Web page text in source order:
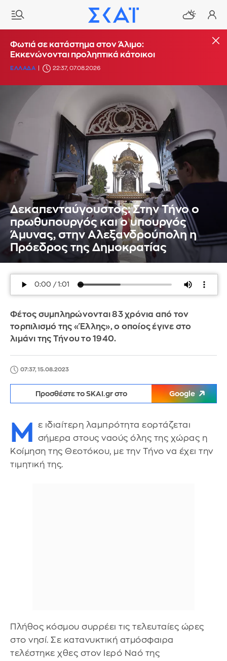
Φωτιά σε κατάστημα στον Άλιμο:
Εκκενώνονται προληπτικά κάτοικοι
ΕΛΛΑΔΑ 22:37, 07.08.2026
Δεκαπενταύγουστος: Στην Τήνο ο
πρωθυπουργός και ο υπουργός
Άμυνας, στην Αλεξανδρούπολη η
Πρόεδρος της Δημοκρατίας
Φέτος συμπληρώνονται 83 χρόνια από τον
τορπιλισμό της «Έλλης», ο οποίος έγινε στο
λιμάνι της Τήνου το 1940.
07:37, 15.08.2023
Προσθέστε το SKAI.gr στο Google
Μ
ε ιδιαίτερη λαμπρότητα εορτάζεται
σήμερα στους ναούς όλης της χώρας η
Κοίμηση της Θεοτόκου, με την Τήνο να έχει την
τιμητική της.
Πλήθος κόσμου συρρέει τις τελευταίες ώρες
στο νησί. Σε κατανυκτική ατμόσφαιρα
τελέστηκε χθες στον Ιερό Ναό της